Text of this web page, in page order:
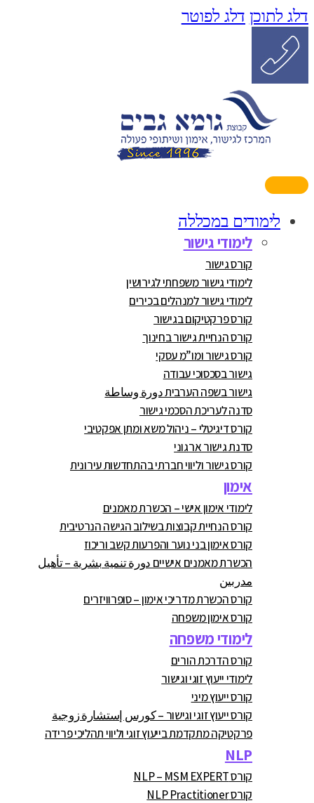
דלג לתוכן דלג לפוטר
לימודים במכללה
לימודי גישור
קורס גישור
לימודי גישור משפחתי לגירושין
לימודי גישור למנהלים בכירים
קורס פרקטיקום בגישור
קורס הנחיית גישור בחינוך
קורס גישור ומו”מ עסקי
גישור בסכסוכי עבודה
גישור בשפה הערבית دورة وساطة
סדנה לעריכת הסכמי גישור
קורס דיגיטלי – ניהול משא ומתן אפקטיבי
סדנת גישור ארגוני
קורס גישור וליווי חברתי בהתחדשות עירונית
אימון
לימודי אימון אישי – הכשרת מאמנים
קורס הנחיית קבוצות בשילוב הגישה הנרטיבית
קורס אימון בני נוער והפרעות קשב וריכוז
הכשרת מאמנים אישיים دورة تنمية بشرية – تأهيل
مدربين
קורס הכשרת מדריכי אימון – סופרוויזרים
קורס אימון משפחה
לימודי משפחה
קורס הדרכת הורים
לימודי ייעוץ זוגי וגישור
קורס ייעוץ מיני
קורס ייעוץ זוגי וגישור – كورس إستشارة زوجية
פרקטיקה מתקדמת בייעוץ זוגי וליווי תהליכי פרידה
NLP
קורס NLP – MSM EXPERT
קורס NLP Practitioner